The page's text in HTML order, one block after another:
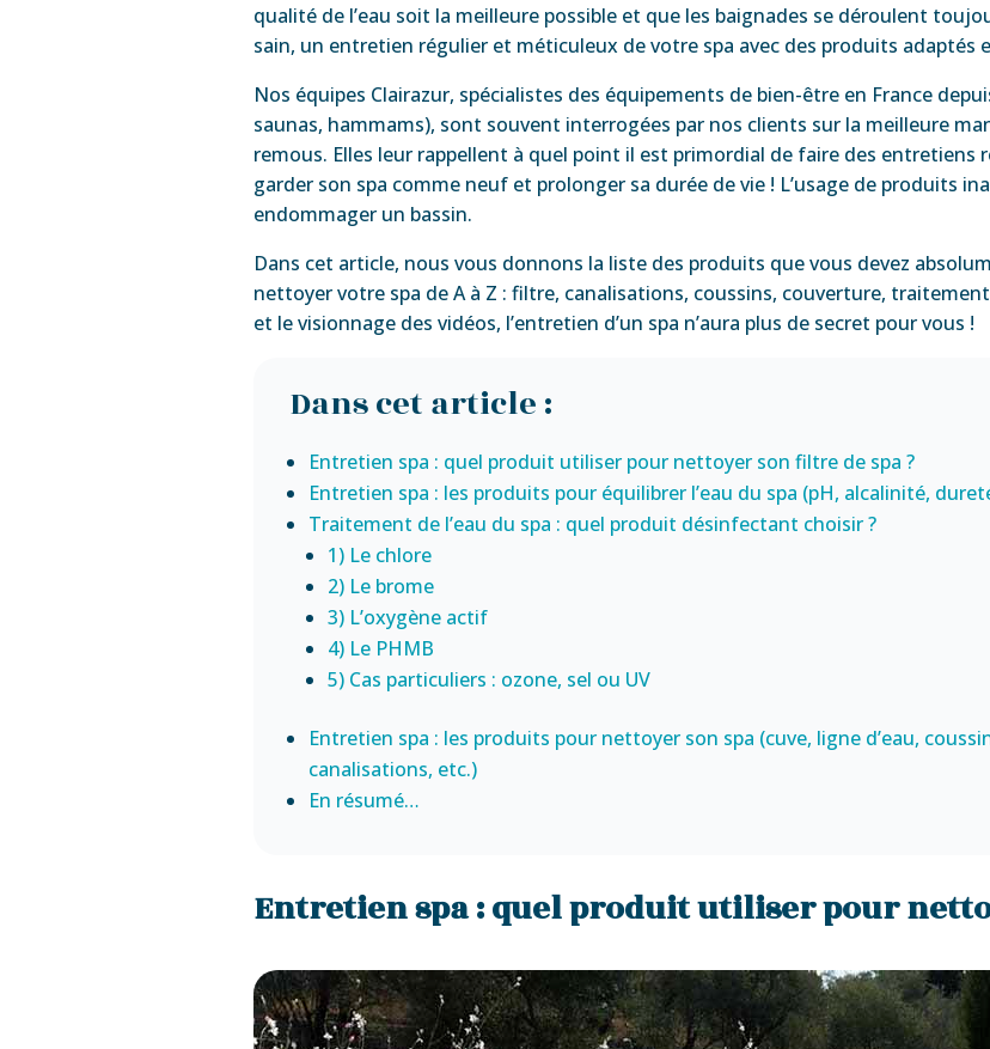
qualité de l’eau soit la meilleure possible et que les baignades se déroulent
sain, un entretien régulier et méticuleux de votre spa avec des produits adaptés
Nos équipes Clairazur, spécialistes des équipements de bien-être en France
saunas, hammams), sont souvent interrogées par nos clients sur la meilleure
remous. Elles leur rappellent à quel point il est primordial de faire des entretiens
garder son spa comme neuf et prolonger sa durée de vie ! L’usage de produits
endommager un bassin.
Dans cet article, nous vous donnons la liste des produits que vous devez
nettoyer votre spa de A à Z : filtre, canalisations, coussins, couverture,
et le visionnage des vidéos, l’entretien d’un spa n’aura plus de secret pour vous !
Dans cet article :
Entretien spa : quel produit utiliser pour nettoyer son filtre de spa ?
Entretien spa : les produits pour équilibrer l’eau du spa (pH, alcalinité,
Traitement de l’eau du spa : quel produit désinfectant choisir ?
1) Le chlore
2) Le brome
3) L’oxygène actif
4) Le PHMB
5) Cas particuliers : ozone, sel ou UV
Entretien spa : les produits pour nettoyer son spa (cuve, ligne d’eau,
canalisations, etc.)
En résumé…
Entretien spa : quel produit utiliser pour